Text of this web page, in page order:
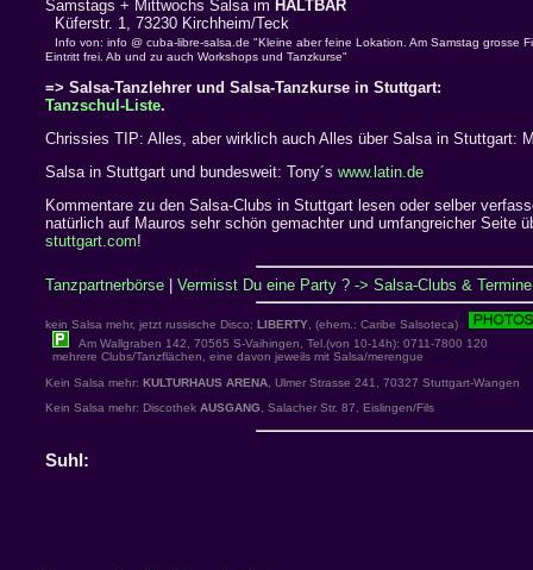
Samstags + Mittwochs Salsa im HALTBAR
Küferstr. 1, 73230 Kirchheim/Teck
Info von: info @ cuba-libre-salsa.de "Kleine aber feine Lokation. Am Samstag grosse
Eintritt frei. Ab und zu auch Workshops und Tanzkurse"
=> Salsa-Tanzlehrer und Salsa-Tanzkurse in Stuttgart:
Tanzschul-Liste.
Chrissies TIP: Alles, aber wirklich auch Alles über Salsa in Stuttgart:
Salsa in Stuttgart und bundesweit: Tony´s www.latin.de
Kommentare zu den Salsa-Clubs in Stuttgart lesen oder selber
natürlich auf Mauros sehr schön gemachter und umfangreicher Seite
stuttgart.com!
Tanzpartnerbörse Vermisst Du eine Party ? -> Salsa-Clubs &
kein Salsa mehr, jetzt russische Disco: LIBERTY , (ehem.: Caribe Salsoteca)
Am Wallgraben 142, 70565 S-Vaihingen, Tel.(von 10-14h): 0711-7800 120
mehrere Clubs/Tanzflächen, eine davon jeweils mit Salsa/merengue
Kein Salsa mehr: KULTURHAUS ARENA , Ulmer Strasse 241, 70327 Stuttgart-Wangen
Kein Salsa mehr: Discothek AUSGANG , Salacher Str. 87, Eislingen/Fils
Suhl: